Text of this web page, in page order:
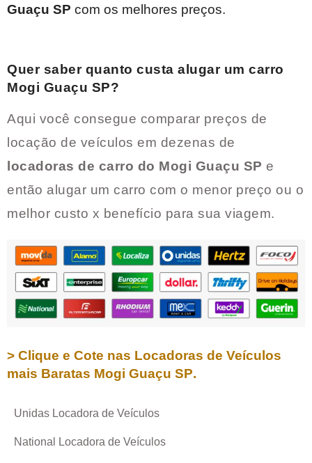
Guaçu SP com os melhores preços.
Quer saber quanto custa alugar um carro
Mogi Guaçu SP?
Aqui você consegue comparar preços de
locação de veículos em dezenas de
locadoras de carro do Mogi Guaçu SP e
então alugar um carro com o menor preço ou o
melhor custo x benefício para sua viagem.
> Clique e Cote nas Locadoras de Veículos
mais Baratas Mogi Guaçu SP.
Unidas Locadora de Veículos
National Locadora de Veículos